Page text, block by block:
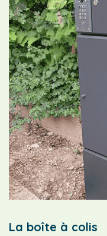
La boîte à colis